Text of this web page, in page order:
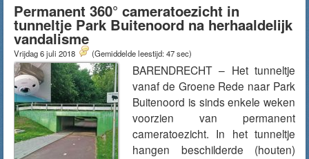
Permanent 360° cameratoezicht in
tunneltje Park Buitenoord na herhaaldelijk
vandalisme
Vrijdag 6 juli 2018 (Gemiddelde leestijd: 47 sec)
BARENDRECHT – Het tunneltje
vanaf de Groene Rede naar Park
Buitenoord is sinds enkele weken
voorzien van permanent
cameratoezicht. In het tunneltje
hangen beschilderde (houten)